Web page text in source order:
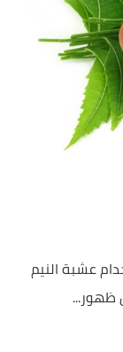
عشبة النيم
ظهور...